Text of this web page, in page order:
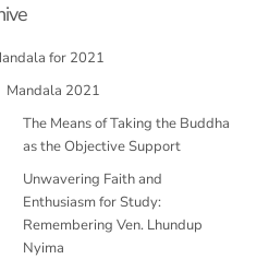
for 2021
Mandala 2021
The Means of Taking the Buddha
as the Objective Support
Unwavering Faith and
Enthusiasm for Study:
Remembering Ven. Lhundup
Nyima